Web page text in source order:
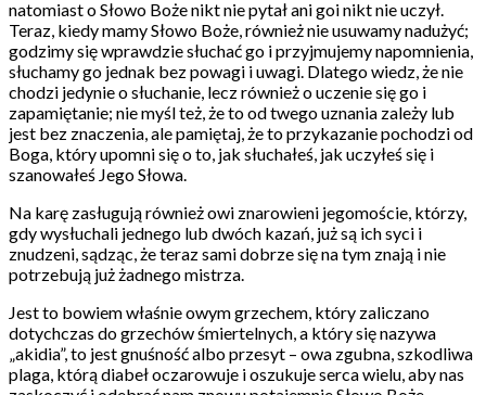
natomiast o Słowo Boże nikt nie pytał ani goi nikt nie uczył.
Teraz, kiedy mamy Słowo Boże, również nie usuwamy nadużyć;
godzimy się wprawdzie słuchać go i przyjmujemy napomnienia,
słuchamy go jednak bez powagi i uwagi. Dlatego wiedz, że nie
chodzi jedynie o słuchanie, lecz również o uczenie się go i
zapamiętanie; nie myśl też, że to od twego uznania zależy lub
jest bez znaczenia, ale pamiętaj, że to przykazanie pochodzi od
Boga, który upomni się o to, jak słuchałeś, jak uczyłeś się i
szanowałeś Jego Słowa.
Na karę zasługują również owi znarowieni jegomoście, którzy,
gdy wysłuchali jednego lub dwóch kazań, już są ich syci i
znudzeni, sądząc, że teraz sami dobrze się na tym znają i nie
potrzebują już żadnego mistrza.
Jest to bowiem właśnie owym grzechem, który zaliczano
dotychczas do grzechów śmiertelnych, a który się nazywa
„akidia”, to jest gnuśność albo przesyt – owa zgubna, szkodliwa
plaga, którą diabeł oczarowuje i oszukuje serca wielu, aby nas